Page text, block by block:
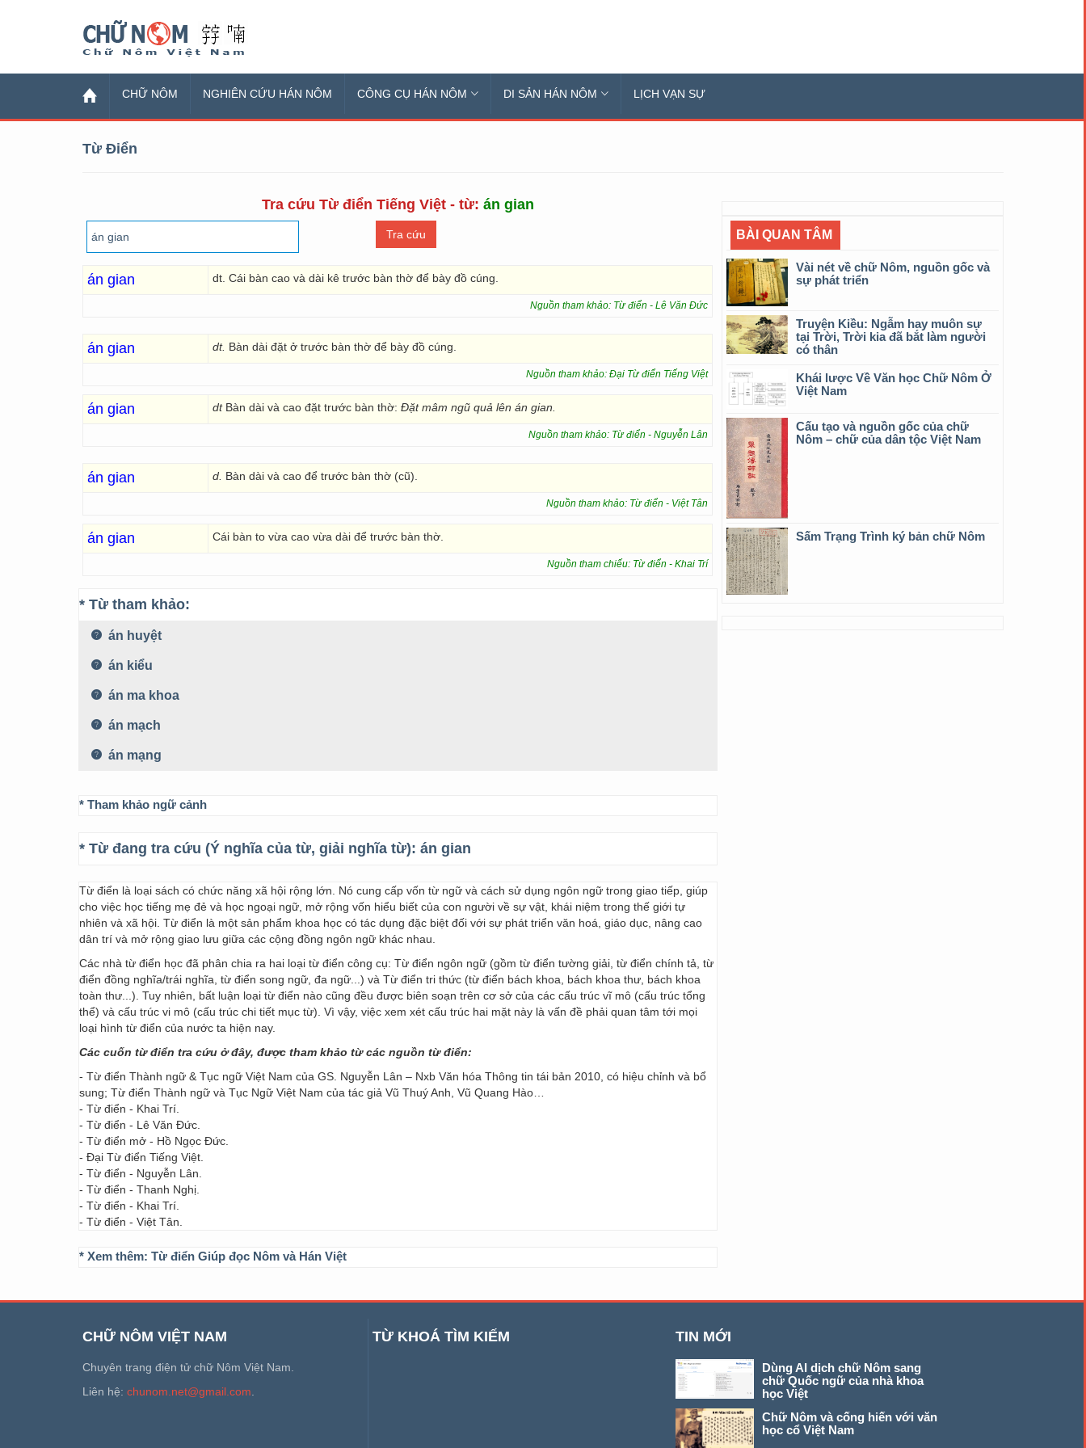
CHỮ NÔM NGHIÊN CỨU HÁN NÔM CÔNG CỤ HÁN NÔM DI SẢN HÁN NÔM LỊCH VẠN SỰ
Từ Điển
Tra cứu Từ điển Tiếng Việt - từ: án gian
án gian dt. Cái bàn cao và dài kê trước bàn thờ để bày đồ cúng.
Nguồn tham khảo: Từ điển - Lê Văn Đức
án gian dt. Bàn dài đặt ở trước bàn thờ để bày đồ cúng.
Nguồn tham khảo: Đại Từ điển Tiếng Việt
án gian dt Bàn dài và cao đặt trước bàn thờ: Đặt mâm ngũ quả lên án gian.
Nguồn tham khảo: Từ điển - Nguyễn Lân
án gian d. Bàn dài và cao để trước bàn thờ (cũ).
Nguồn tham khảo: Từ điển - Việt Tân
án gian Cái bàn to vừa cao vừa dài để trước bàn thờ.
Nguồn tham chiếu: Từ điển - Khai Trí
* Từ tham khảo:
án huyệt
án kiểu
án ma khoa
án mạch
án mạng
* Tham khảo ngữ cảnh
* Từ đang tra cứu (Ý nghĩa của từ, giải nghĩa từ): án gian
Từ điển là loại sách có chức năng xã hội rộng lớn. Nó cung cấp vốn từ ngữ và cách sử dụng ngôn ngữ trong giao tiếp, giúp
cho việc học tiếng mẹ đẻ và học ngoại ngữ, mở rộng vốn hiểu biết của con người về sự vật, khái niệm trong thế giới tự
nhiên và xã hội. Từ điển là một sản phẩm khoa học có tác dụng đặc biệt đối với sự phát triển văn hoá, giáo dục, nâng cao
dân trí và mở rộng giao lưu giữa các cộng đồng ngôn ngữ khác nhau.
Các nhà từ điển học đã phân chia ra hai loại từ điển công cụ: Từ điển ngôn ngữ (gồm từ điển tường giải, từ điển chính tả, từ
điển đồng nghĩa/trái nghĩa, từ điển song ngữ, đa ngữ...) và Từ điển tri thức (từ điển bách khoa, bách khoa thư, bách khoa
toàn thư...). Tuy nhiên, bất luận loại từ điển nào cũng đều được biên soạn trên cơ sở của các cấu trúc vĩ mô (cấu trúc tổng
thể) và cấu trúc vi mô (cấu trúc chi tiết mục từ). Vì vậy, việc xem xét cấu trúc hai mặt này là vấn đề phải quan tâm tới mọi
loại hình từ điển của nước ta hiện nay.
Các cuốn từ điển tra cứu ở đây, được tham khảo từ các nguồn từ điển:
- Từ điển Thành ngữ & Tục ngữ Việt Nam của GS. Nguyễn Lân – Nxb Văn hóa Thông tin tái bản 2010, có hiệu chỉnh và bổ
sung; Từ điển Thành ngữ và Tục Ngữ Việt Nam của tác giả Vũ Thuý Anh, Vũ Quang Hào…
- Từ điển - Khai Trí.
- Từ điển - Lê Văn Đức.
- Từ điển mở - Hồ Ngọc Đức.
- Đại Từ điển Tiếng Việt.
- Từ điển - Nguyễn Lân.
- Từ điển - Thanh Nghị.
- Từ điển - Khai Trí.
- Từ điển - Việt Tân.
* Xem thêm: Từ điển Giúp đọc Nôm và Hán Việt
BÀI QUAN TÂM
Vài nét về chữ Nôm, nguồn gốc và
sự phát triển
Truyện Kiều: Ngẫm hay muôn sự
tại Trời, Trời kia đã bắt làm người
có thân
Khái lược Về Văn học Chữ Nôm Ở
Việt Nam
Cấu tạo và nguồn gốc của chữ
Nôm – chữ của dân tộc Việt Nam
Sấm Trạng Trình ký bản chữ Nôm
CHỮ NÔM VIỆT NAM
Chuyên trang điện tử chữ Nôm Việt Nam.
Liên hệ: chunom.net@gmail.com
TỪ KHOÁ TÌM KIẾM TIN MỚI
Dùng AI dịch chữ Nôm sang
chữ Quốc ngữ của nhà khoa
học Việt
Chữ Nôm và cống hiến với văn
học cổ Việt Nam